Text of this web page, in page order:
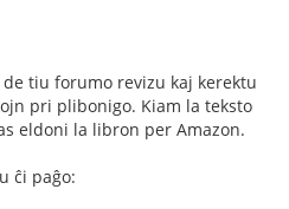
tiu forumo revizu kaj kerektu
pri plibonigo. Kiam la teksto
eldoni la libron per Amazon.
ĉi paĝo: